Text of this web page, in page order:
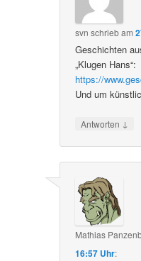
svn schriebam
Geschichten
„Klugen Hans“:
https://
Und um
Antworten ↓
Mathias
16:57 Uhr: